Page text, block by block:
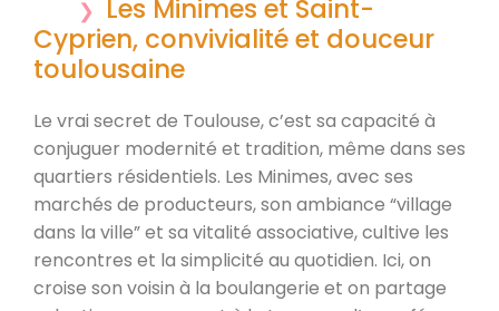
Les Minimes et Saint-
Cyprien, convivialité et douceur
toulousaine
Le vrai secret de Toulouse, c’est sa capacité à
conjuguer modernité et tradition, même dans ses
quartiers résidentiels. Les Minimes, avec ses
marchés de producteurs, son ambiance “village
dans la ville” et sa vitalité associative, cultive les
rencontres et la simplicité au quotidien. Ici, on
croise son voisin à la boulangerie et on partage